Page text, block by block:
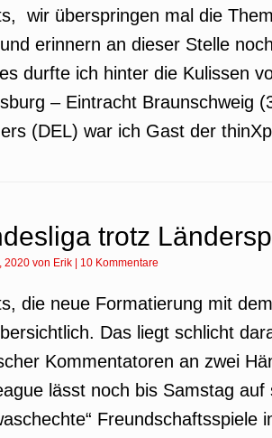
wir überspringen mal die
erinnern an dieser Stelle
durfte ich hinter die Kulissen
– Eintracht Braunschweig
(DEL) war ich Gast der
trotz
2020 von Erik 10 Kommentare
die neue Formatierung mit
Das liegt schlicht
Kommentatoren an zwei
lässt noch bis Samstag